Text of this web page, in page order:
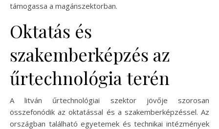
támogassa a magánszektorban.
Oktatás és
szakemberképzés az
űrtechnológia terén
A litván űrtechnológiai szektor jövője szorosan
összefonódik az oktatással és a szakemberképzéssel. Az
országban található egyetemek és technikai intézmények